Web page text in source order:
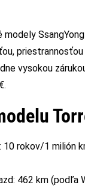
modely
vysokou
10 rokov/1 milión
462 km (podľa